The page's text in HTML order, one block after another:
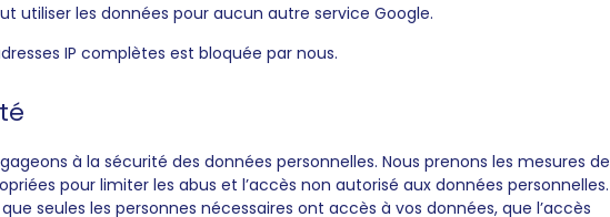
utiliser les données pour aucun autre service Google.
IP complètes est bloquée par nous.
à la sécurité des données personnelles. Nous prenons les mesures de
pour limiter les abus et l’accès non autorisé aux données personnelles.
seules les personnes nécessaires ont accès à vos données, que l’accès